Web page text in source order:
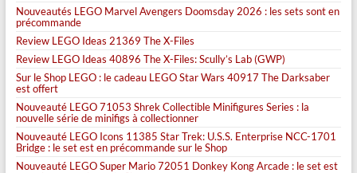
Nouveautés LEGO Marvel Avengers Doomsday 2026 : les sets sont en
précommande
Review LEGO Ideas 21369 The X-Files
Review LEGO Ideas 40896 The X-Files: Scully’s Lab (GWP)
Sur le Shop LEGO : le cadeau LEGO Star Wars 40917 The Darksaber
est offert
Nouveauté LEGO 71053 Shrek Collectible Minifigures Series : la
nouvelle série de minifigs à collectionner
Nouveauté LEGO Icons 11385 Star Trek: U.S.S. Enterprise NCC-1701
Bridge : le set est en précommande sur le Shop
Nouveauté LEGO Super Mario 72051 Donkey Kong Arcade : le set est